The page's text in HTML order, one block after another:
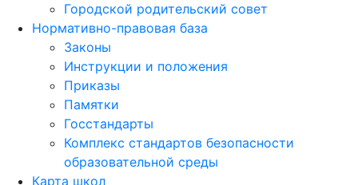
Городской родительский совет
Нормативно-правовая база
Законы
Инструкции и положения
Приказы
Памятки
Госстандарты
Комплекс стандартов безопасности
образовательной среды
Карта школ